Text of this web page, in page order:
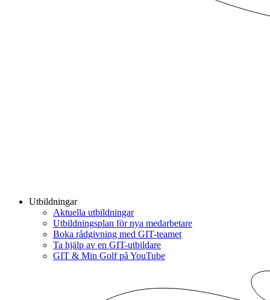
Utbildningar
Aktuella utbildningar
Utbildningsplan för nya medarbetare
Boka rådgivning med GIT-teamet
Ta hjälp av en GIT-utbildare
GIT & Min Golf på YouTube